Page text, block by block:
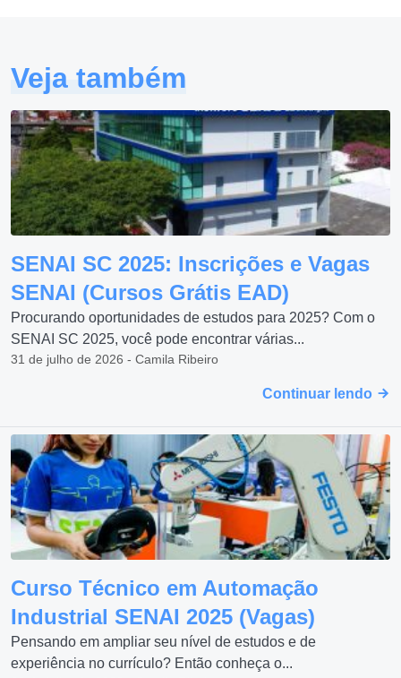
Veja também
SENAI SC 2025: Inscrições e Vagas
SENAI (Cursos Grátis EAD)
Procurando oportunidades de estudos para 2025? Com o
SENAI SC 2025, você pode encontrar várias...
31 de julho de 2026 - Camila Ribeiro
Continuar lendo
Curso Técnico em Automação
Industrial SENAI 2025 (Vagas)
Pensando em ampliar seu nível de estudos e de
experiência no currículo? Então conheça o...